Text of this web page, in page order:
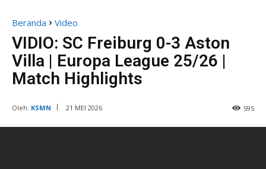
Beranda Video
VIDIO: SC Freiburg 0-3 Aston
Villa | Europa League 25/26 |
Match Highlights
Oleh: KSMN 21 MEI 2026 595